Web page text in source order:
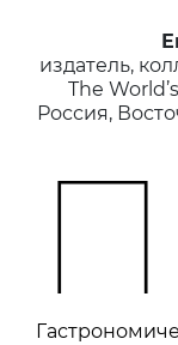
издатель,
The
Россия,
П